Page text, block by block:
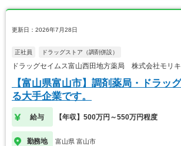
更新日：2026年7月28日
正社員 ドラッグストア（調剤併設）
ドラッグセイムス富山西田地方薬局 株式会社モリ
【富山県富山市】調剤薬局・ドラッ
る大手企業です。
給与 【年収】500万円～550万円程度
勤務地 富山県 富山市